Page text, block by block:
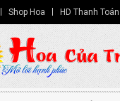
Shop Hoa HD Thanh Toán